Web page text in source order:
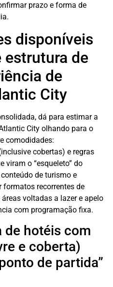
prazo e forma de
disponíveis
estrutura de
de
City
dá para estimar a
City olhando para o
comodidades:
cobertas) e regras
viram o “esqueleto” do
de turismo e
recorrentes de
voltadas a lazer e apelo
com programação fixa.
de hotéis com
e coberta)
de partida”